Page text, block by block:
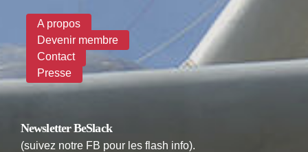
A propos
Devenir membre
Contact
Presse
Newsletter BeSlack
(suivez notre FB pour les flash info).